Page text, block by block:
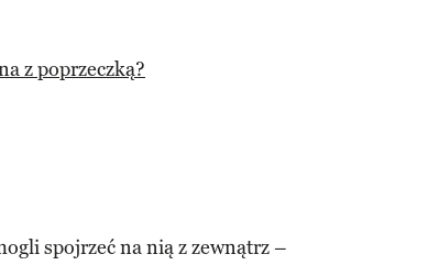
z poprzeczką?
spojrzeć na nią z zewnątrz –